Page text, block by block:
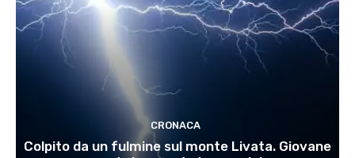
CRONACA
Colpito da un fulmine sul monte Livata. Giovane